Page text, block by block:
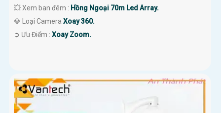
💥 Xem ban đêm : Hồng Ngoại 70m Led Array.
💎 Loại Camera Xoay 360.
️➲ Ưu Điểm : Xoay Zoom.